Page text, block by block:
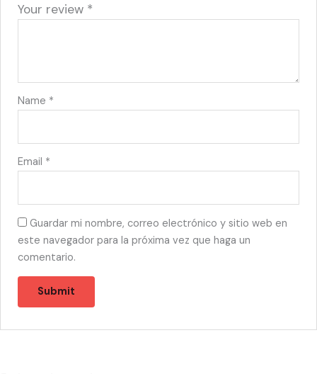
Your review *
Name *
Email *
Guardar mi nombre, correo electrónico y sitio web en
este navegador para la próxima vez que haga un
comentario.